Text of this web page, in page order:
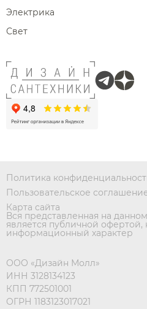
Электрика
Свет
Политика
Пользовательское
Карта сайта
Вся представленная на
является публичной
информационный характер
ООО «Дизайн Молл»
ИНН 3128134123
КПП 772501001
ОГРН 1183123017021